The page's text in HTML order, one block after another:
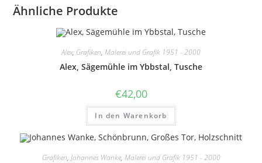
1960
Ähnliche Produkte
Alex, Grafiken, Malerei und Grafik 1951 - 2000
Alex, Sägemühle im Ybbstal, Tusche
€42,00
In den Warenkorb
Grafiken, Johannes Wanke, Malerei und Grafik 1951 - 2000